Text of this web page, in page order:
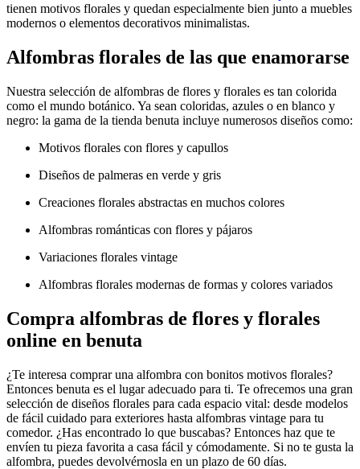
tienen motivos florales y quedan especialmente bien junto a muebles
modernos o elementos decorativos minimalistas.
Alfombras florales de las que enamorarse
Nuestra selección de alfombras de flores y florales es tan colorida
como el mundo botánico. Ya sean coloridas, azules o en blanco y
negro: la gama de la tienda benuta incluye numerosos diseños como:
Motivos florales con flores y capullos
Diseños de palmeras en verde y gris
Creaciones florales abstractas en muchos colores
Alfombras románticas con flores y pájaros
Variaciones florales vintage
Alfombras florales modernas de formas y colores variados
Compra alfombras de flores y florales
online en benuta
¿Te interesa comprar una alfombra con bonitos motivos florales?
Entonces benuta es el lugar adecuado para ti. Te ofrecemos una gran
selección de diseños florales para cada espacio vital: desde modelos
de fácil cuidado para exteriores hasta alfombras vintage para tu
comedor. ¿Has encontrado lo que buscabas? Entonces haz que te
envíen tu pieza favorita a casa fácil y cómodamente. Si no te gusta la
alfombra, puedes devolvérnosla en un plazo de 60 días.